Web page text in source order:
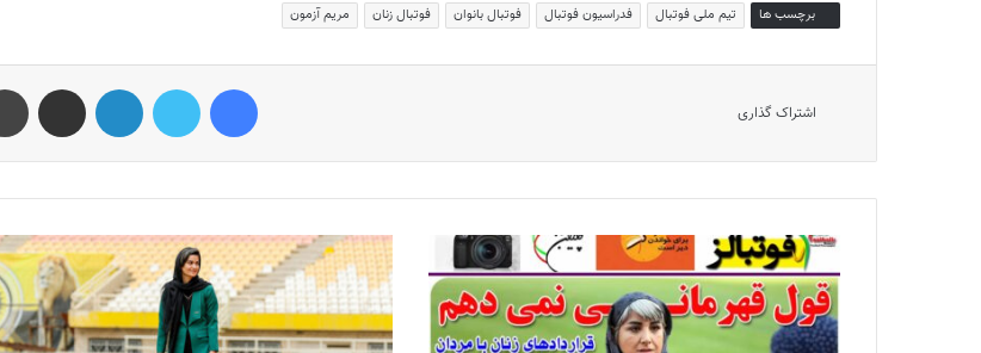
برچسب ها تیم ملی فوتبال فدراسیون فوتبال فوتبال بانوان فوتبال زنان مریم آزمون
اشتراک گذاری